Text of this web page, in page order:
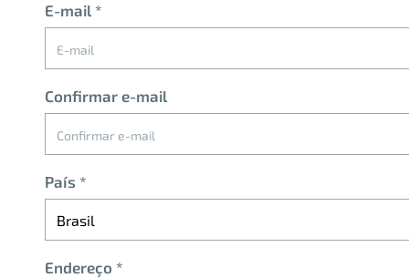
E-mail *
Confirmar e-mail
País *
Endereço *